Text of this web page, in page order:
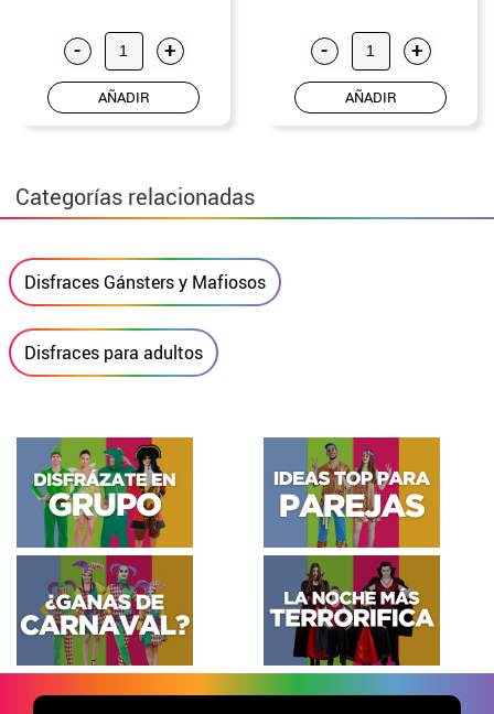
- +
AÑADIR
- +
AÑADIR
Categorías relacionadas
Disfraces Gánsters y Mafiosos
Disfraces para adultos